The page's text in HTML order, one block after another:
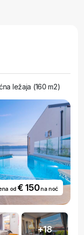
ležaja (160 m2)
od€ 150na noć
+18